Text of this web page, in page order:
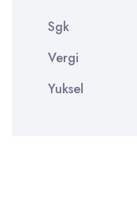
Sgk
Vergi
Yuksel